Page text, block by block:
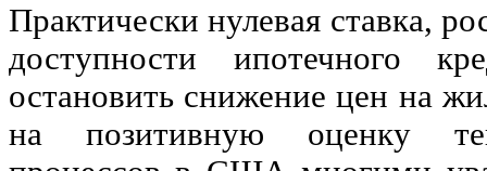
Практически нулевая ставка,
доступности ипотечного
остановить снижение цен на
на позитивную оценку